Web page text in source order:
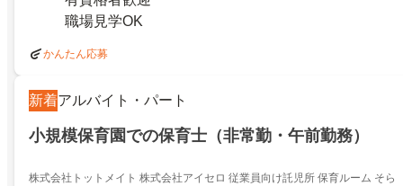
職場見学OK
かんたん応募
新着アルバイト・パート
小規模保育園での保育士（非常勤・午前勤務）
株式会社トットメイト 株式会社アイセロ 従業員向け託児所 保育ルーム そら